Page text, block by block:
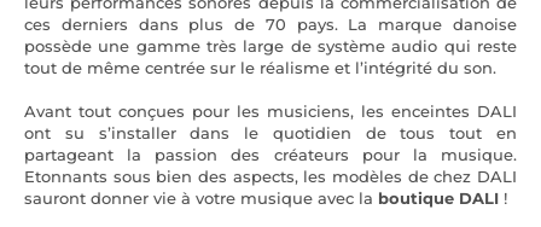
ces derniers dans plus de 70 pays. La marque danoise
possède une gamme très large de système audio qui reste
tout de même centrée sur le réalisme et l’intégrité du son.
Avant tout conçues pour les musiciens, les enceintes DALI
ont su s’installer dans le quotidien de tous tout en
partageant la passion des créateurs pour la musique.
Etonnants sous bien des aspects, les modèles de chez DALI
sauront donner vie à votre musique avec la boutique DALI !